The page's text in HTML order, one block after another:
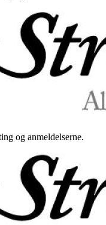
og anmeldelserne.